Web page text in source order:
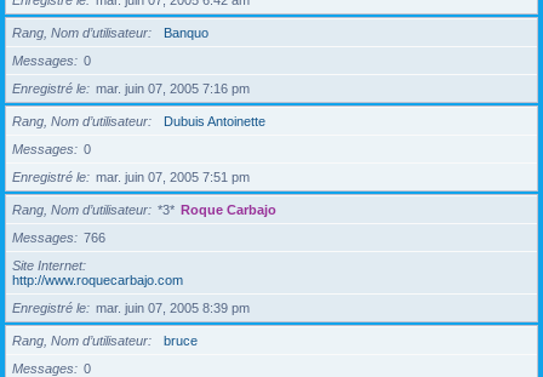
Rang, Nom d’utilisateur
Banquo
Messages
0
Enregistré le
mar. juin 07, 2005 7:16 pm
Rang, Nom d’utilisateur
Dubuis Antoinette
Messages
0
Enregistré le
mar. juin 07, 2005 7:51 pm
Rang, Nom d’utilisateur *3* Roque Carbajo
Messages
766
Site Internet
http://www.roquecarbajo.com
Enregistré le
mar. juin 07, 2005 8:39 pm
Rang, Nom d’utilisateur
bruce
Messages
0